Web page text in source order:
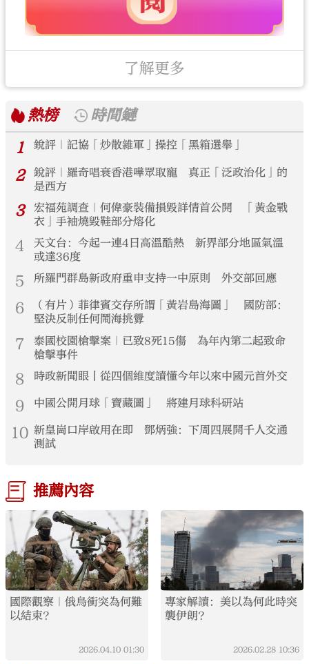
了解更多
熱榜
時間鏈
1
銳評｜記協「炒散雜軍」操控「黑箱選舉」
2
銳評｜羅奇唱衰香港嘩眾取寵 真正「泛政治化」的
是西方
3
宏福苑調查｜何偉豪裝備損毀詳情首公開 「黃金戰
衣」手袖燒毀鞋部分熔化
4
天文台：今起一連4日高溫酷熱 新界部分地區氣溫
或達36度
5 所羅門群島新政府重申支持一中原則 外交部回應
6
（有片）菲律賓交存所謂「黃岩島海圖」 國防部：
堅決反制任何鬧海挑釁
7
泰國校園槍擊案｜已致8死15傷 為年內第二起致命
槍擊事件
8 時政新聞眼丨從四個維度讀懂今年以來中國元首外交
9 中國公開月球「寶藏圖」 將建月球科研站
10 新皇崗口岸啟用在即 鄧炳強：下周四展開千人交通
測試
推薦內容
國際觀察｜俄烏衝突為何難
以結束？
2026.04.10 01:30
專家解讀：美以為何此時突
襲伊朗？
2026.02.28 10:36